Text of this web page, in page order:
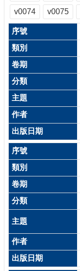
出
版
刊
物
校
務
服
務
專
題
報
導
技
術
論
壇
產
業
專
欄
v0074 v0075